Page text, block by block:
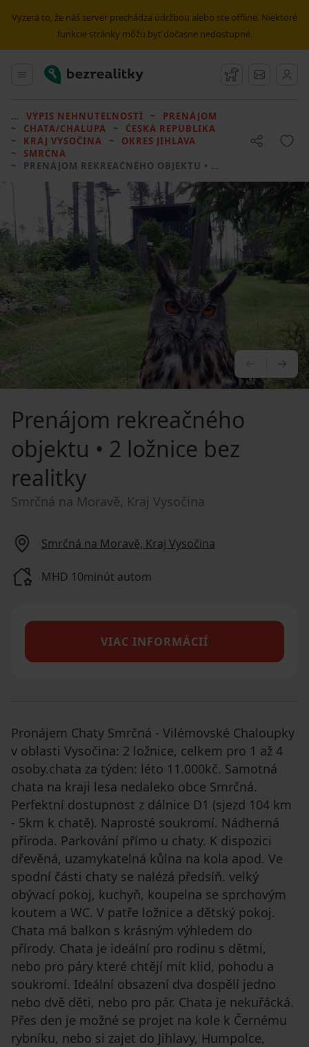
Vyzerá to, že náš server prechádza údržbou alebo ste offline. Niektoré
funkcie stránky môžu byť dočasne nedostupné.
Hlavné menu
Bezrealitky Strážny pes
Správy
VÝPIS NEHNUTEĽNOSTÍ
PRENÁJOM
CHATA/CHALUPA
ČESKÁ REPUBLIKA
KRAJ VYSOČINA
OKRES JIHLAVA
SMRČNÁ
PRENÁJOM REKREAČNÉHO OBJEKTU • 2 LOŽNICE BEZ REALITKY
Prenájom rekreačného
objektu • 2 ložnice bez
realitky
Smrčná na Moravě, Kraj Vysočina
Smrčná na Moravě, Kraj Vysočina
MHD 10minút autom
VIAC INFORMÁCIÍ
Pronájem Chaty Smrčná - Vilémovské Chaloupky
v oblasti Vysočina: 2 ložnice, celkem pro 1 až 4
osoby.chata za týden: léto 11.000kč. Samotná
chata na kraji lesa nedaleko obce Smrčná.
Perfektní dostupnost z dálnice D1 (sjezd 104 km
- 5km k chatě). Naprosté soukromí. Nádherná
příroda. Parkování přímo u chaty. K dispozici
dřevěná, uzamykatelná kůlna na kola apod. Ve
spodní části chaty se nalézá předsíň. velký
obývací pokoj, kuchyň, koupelna se sprchovým
koutem a WC. V patře ložnice a dětský pokoj.
Chata má balkon s krásným výhledem do
přírody. Chata je ideální pro rodinu s dětmi,
nebo pro páry které chtějí mít klid, pohodu a
soukromí. Ideální obsazení dva dospělí jedno
nebo dvě děti, nebo pro pár. Chata je nekuřácká.
Přes den je možné se projet na kole k Černému
rybníku, nebo si zajet do Jihlavy, Humpolce,